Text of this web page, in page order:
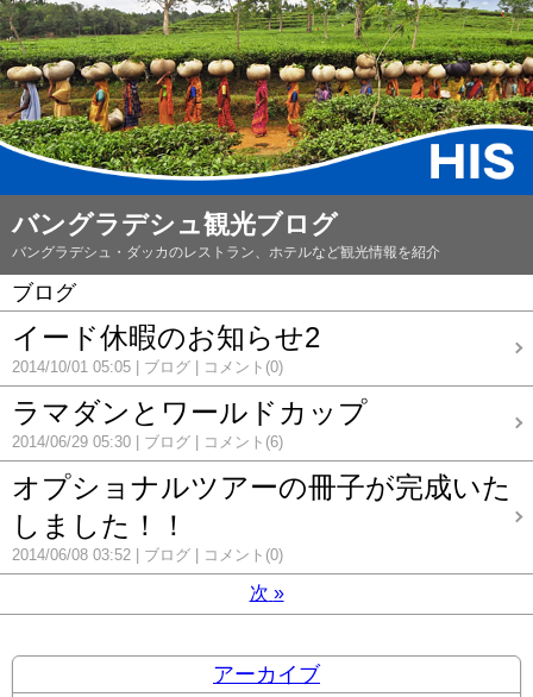
バングラデシュ観光ブログ
バングラデシュ・ダッカのレストラン、ホテルなど観光情報を紹介
ブログ
イード休暇のお知らせ2
2014/10/01 05:05 ブログ コメント(0)
ラマダンとワールドカップ
2014/06/29 05:30 ブログ コメント(6)
オプショナルツアーの冊子が完成いた
しました！！
2014/06/08 03:52 ブログ コメント(0)
次 »
アーカイブ